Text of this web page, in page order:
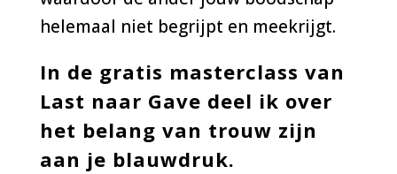
helemaal niet begrijpt en meekrijgt.
In de gratis masterclass van
Last naar Gave deel ik over
het belang van trouw zijn
aan je blauwdruk.